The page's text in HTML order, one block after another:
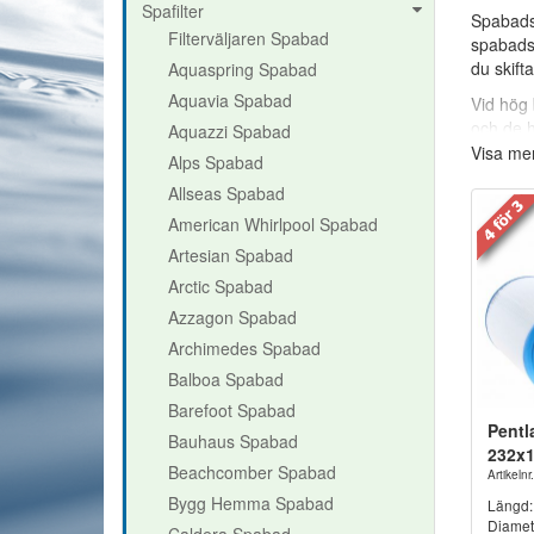
Spafilter
Filterväljaren Spabad
Aquaspring Spabad
Aquavia Spabad
Aquazzi Spabad
Alps Spabad
Allseas Spabad
American Whirlpool Spabad
Artesian Spabad
Arctic Spabad
Azzagon Spabad
Archimedes Spabad
Balboa Spabad
Barefoot Spabad
Bauhaus Spabad
Beachcomber Spabad
Bygg Hemma Spabad
du
Vid hög
och de
(Vita
bort
Har
Visa